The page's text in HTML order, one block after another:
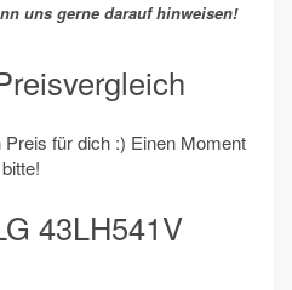
uns gerne darauf hinweisen!
für dich :) Einen Moment
bitte!
43LH541V